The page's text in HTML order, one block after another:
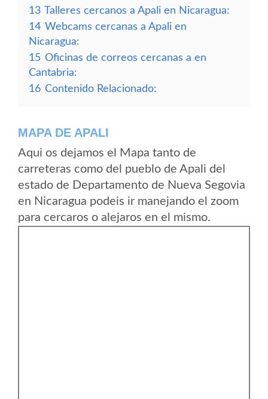
13 Talleres cercanos a Apali en Nicaragua:
14 Webcams cercanas a Apali en
Nicaragua:
15 Oficinas de correos cercanas a en
Cantabria:
16 Contenido Relacionado:
MAPA DE APALI
Aqui os dejamos el Mapa tanto de
carreteras como del pueblo de Apali del
estado de Departamento de Nueva Segovia
en Nicaragua podeis ir manejando el zoom
para cercaros o alejaros en el mismo.